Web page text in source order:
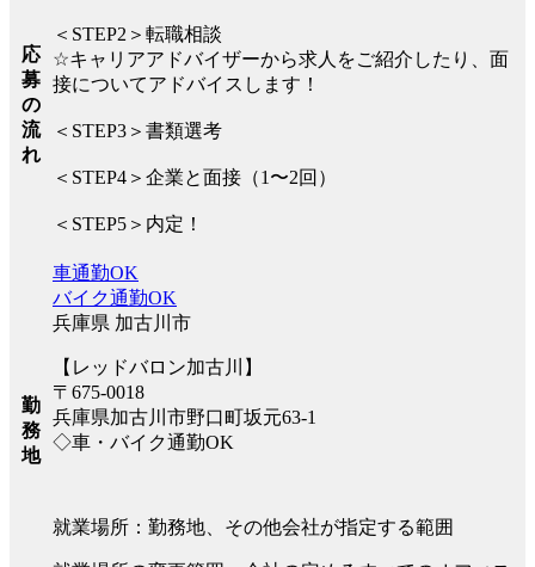
応
募
の
流
れ
＜STEP2＞転職相談
☆キャリアアドバイザーから求人をご紹介したり、面
接についてアドバイスします！
＜STEP3＞書類選考
＜STEP4＞企業と面接（1〜2回）
＜STEP5＞内定！
勤
務
地
車通勤OK
バイク通勤OK
兵庫県 加古川市
【レッドバロン加古川】
〒675-0018
兵庫県加古川市野口町坂元63-1
◇車・バイク通勤OK
就業場所：勤務地、その他会社が指定する範囲